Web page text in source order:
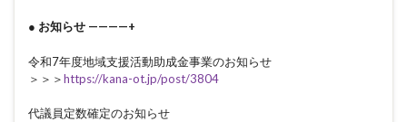
● お知らせ ————+
令和7年度地域支援活動助成金事業のお知らせ
＞＞＞https://kana-ot.jp/post/3804
代議員定数確定のお知らせ